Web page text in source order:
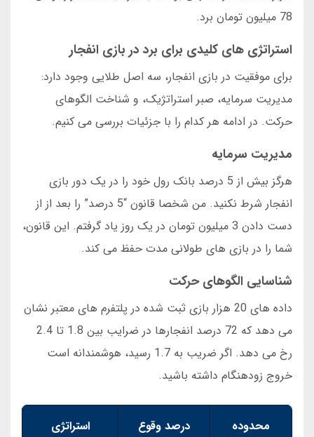
78 میلیون تومان برد.
استراتژی های کلیدی برای برد در بازی انفجار
برای موفقیت در بازی انفجار، سه اصل طلایی وجود دارد:
مدیریت سرمایه، صبر استراتژیک، و شناخت الگوهای
حرکت. در ادامه هر کدام را با جزئیات بررسی می کنیم.
مدیریت سرمایه
هرگز بیش از 5 درصد بانک رول خود را در یک دور بازی
انفجار شرط نکنید. من شخصا قانون “5 درصد” را بعد از از
دست دادن 3 میلیون تومان در یک روز یاد گرفتم. این قانون،
شما را در بازی های طولانی مدت حفظ می کند.
شناسایی الگوهای حرکت
داده های 20 هزار بازی ثبت شده در پلتفرم های معتبر نشان
می دهد که 72 درصد انفجارها در ضرایب بین 1.8 تا 2.4
رخ می دهد. اگر ضریب به 1.7 رسید، هوشمندانه است
خروج زودهنگام داشته باشید.
محدوده
درصد وقوع
استراتژی